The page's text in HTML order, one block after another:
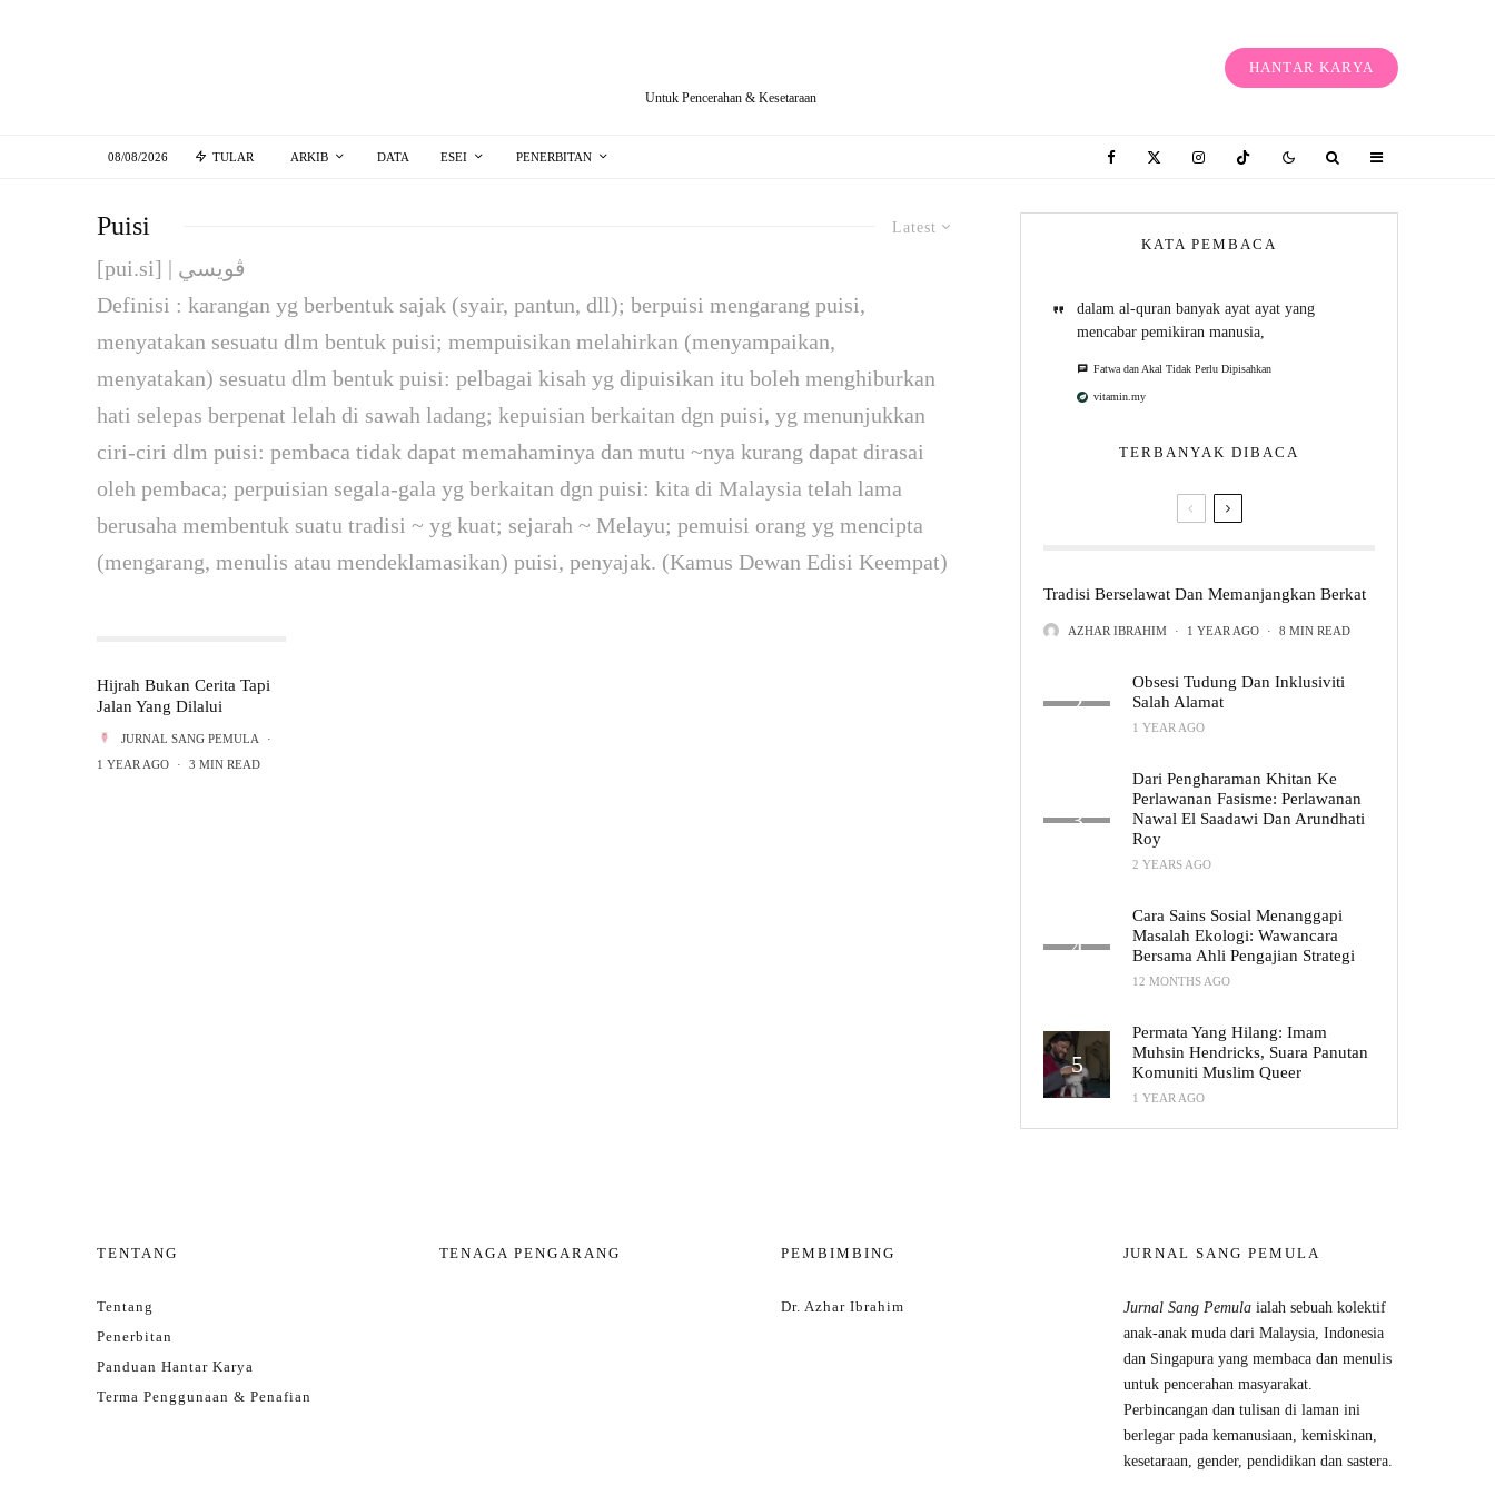
Untuk Pencerahan & Kesetaraan
HANTAR KARYA
08/08/2026 TULAR ARKIB DATA ESEI PENERBITAN
Latest
Puisi
[pui.si] | ڤويسي
Definisi : karangan yg berbentuk sajak (syair, pantun, dll); berpuisi mengarang puisi,
menyatakan se­suatu dlm bentuk puisi; mempuisikan melahirkan (menyampaikan,
menyatakan) sesuatu dlm bentuk puisi: pelbagai kisah yg dipuisikan itu boleh menghiburkan
hati selepas berpenat lelah di sawah ladang; kepuisian berkaitan dgn puisi, yg menunjuk­kan
ciri-ciri dlm puisi: pembaca tidak dapat memahaminya dan mutu ~nya kurang dapat dirasai
oleh pembaca; perpuisian segala-gala yg berkaitan dgn puisi: kita di Malaysia telah lama
berusaha membentuk suatu tradisi ~ yg kuat; sejarah ~ Melayu; pemuisi orang yg mencipta
(mengarang, me­nulis atau mendeklamasikan) puisi, penyajak. (Kamus Dewan Edisi Keempat)
Hijrah Bukan Cerita Tapi
Jalan Yang Dilalui
JURNAL SANG PEMULA
·
1 YEAR AGO
· 3 MIN READ
KATA PEMBACA
dalam al-quran banyak ayat ayat yang
mencabar pemikiran manusia,
Fatwa dan Akal Tidak Perlu Dipisahkan
vitamin.my
TERBANYAK DIBACA
Tradisi Berselawat Dan Memanjangkan Berkat
AZHAR IBRAHIM · 1 YEAR AGO · 8 MIN READ
Obsesi Tudung Dan Inklusiviti
Salah Alamat
1 YEAR AGO
Dari Pengharaman Khitan Ke
Perlawanan Fasisme: Perlawanan
Nawal El Saadawi Dan Arundhati
Roy
2 YEARS AGO
Cara Sains Sosial Menanggapi
Masalah Ekologi: Wawancara
Bersama Ahli Pengajian Strategi
12 MONTHS AGO
Permata Yang Hilang: Imam
Muhsin Hendricks, Suara Panutan
Komuniti Muslim Queer
1 YEAR AGO
TENTANG
Tentang
Penerbitan
Panduan Hantar Karya
Terma Penggunaan & Penafian
TENAGA PENGARANG PEMBIMBING
Dr. Azhar Ibrahim
JURNAL SANG PEMULA
Jurnal Sang Pemulaialah sebuah kolektif
anak-anak muda dari Malaysia, Indonesia
dan Singapura yang membaca dan menulis
untuk pencerahan masyarakat.
Perbincangan dan tulisan di laman ini
berlegar pada kemanusiaan, kemiskinan,
kesetaraan, gender, pendidikan dan sastera.